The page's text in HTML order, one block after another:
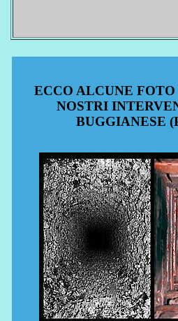
ECCO ALCUNE
NOSTRI
BUGGIANESE